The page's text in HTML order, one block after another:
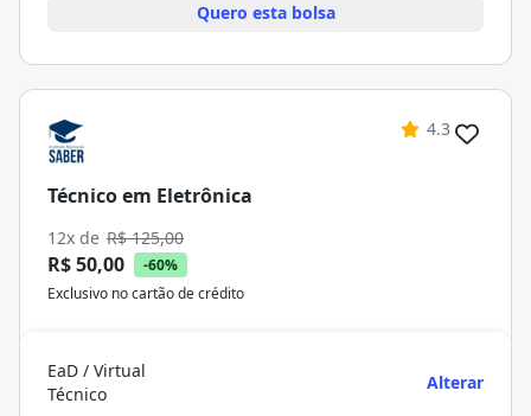
Quero esta bolsa
4.3
Técnico em Eletrônica
12x de R$ 125,00
R$ 50,00
-60%
Exclusivo no cartão de crédito
EaD / Virtual
Técnico
Alterar